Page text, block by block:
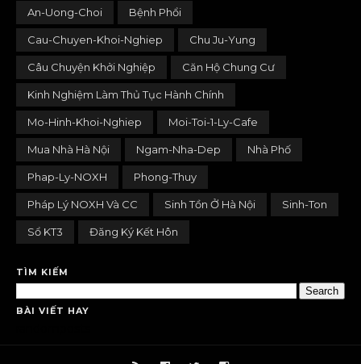
An-Uong-Choi Bệnh Phổi
Cau-Chuyen-Khoi-Nghiep Chu Ju-Yung
Câu Chuyện Khởi Nghiệp Căn Hộ Chung Cư
Kinh Nghiệm Làm Thủ Tục Hành Chính
Mo-Hinh-Khoi-Nghiep Moi-Toi-1-Ly-Cafe
Mua Nhà Hà Nội Ngam-Nha-Dep Nhà Phố
Phap-Ly-NOXH Phong-Thuy
Pháp Lý NOXH Và CC Sinh Tồn Ở Hà Nội Sinh-Ton
Sổ KT3 Đăng Ký Kết Hôn
TÌM KIẾM
BÀI VIẾT HAY